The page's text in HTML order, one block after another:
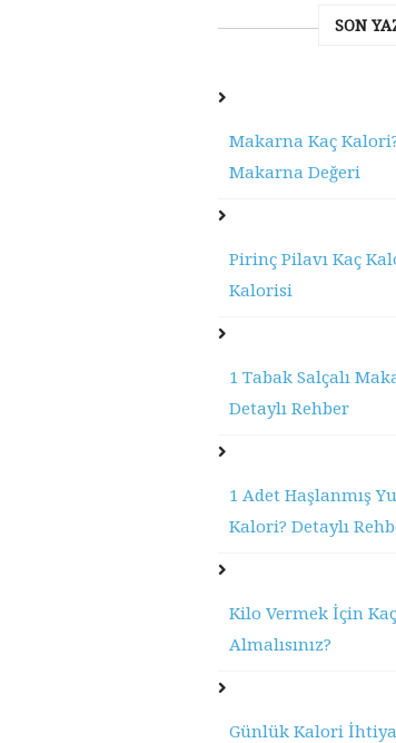
SON
Makarna Kaç
Makarna Değeri
Pirinç Pilavı Kaç
Kalorisi
1 Tabak Salçalı
Detaylı Rehber
1 Adet Haşlanmış
Kalori? Detaylı
Kilo Vermek İçin
Almalısınız?
Günlük Kalori